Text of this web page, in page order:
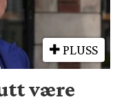
PLUSS
være